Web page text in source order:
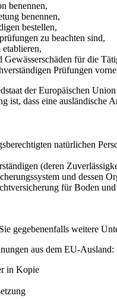
benennen,
benennen,
bestellen,
zu beachten sind,
für die
Prüfungen
der Europäischen
ist, dass eine ausländische
natürlichen
(deren
und dessen
für Boden
gegebenenfalls weitere
aus dem EU-Ausland:
in Kopie